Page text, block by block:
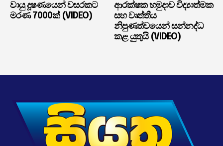
වායු දූෂණයෙන් වසරකට
මරණ 7000ක් (VIDEO)
ආරක්ෂක හමුදාව විද්‍යාත්මක
සහ වෘත්තීය
නිපුණත්වයෙන් සන්නද්ධ
කළ යුතුයි (VIDEO)